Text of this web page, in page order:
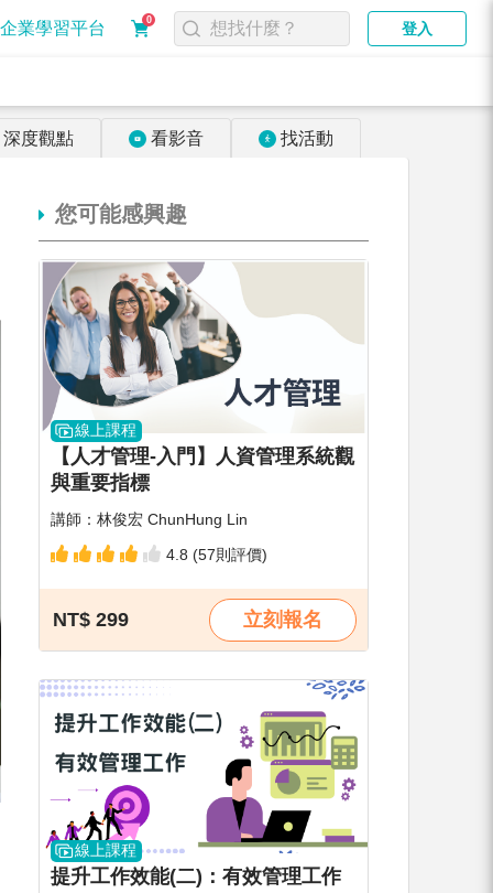
企業學習平台 0
登入
深度觀點 看影音 找活動
您可能感興趣
線上課程
【人才管理-入門】人資管理系統觀
與重要指標
講師：林俊宏 ChunHung Lin
4.8 (57則評價)
NT$ 299 立刻報名
線上課程
提升工作效能(二)：有效管理工作